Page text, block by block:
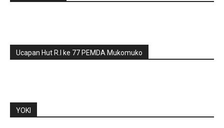
Ucapan Hut R.I ke 77 PEMDA Mukomuko
YOKI